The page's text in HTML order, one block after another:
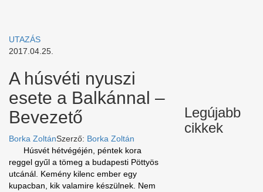
UTAZÁS
2017.04.25.
A húsvéti nyuszi
esete a Balkánnal –
Bevezető
Borka ZoltánSzerző: Borka Zoltán
Húsvét hétvégéjén, péntek kora
reggel gyűl a tömeg a budapesti Pöttyös
utcánál. Kemény kilenc ember egy
kupacban, kik valamire készülnek. Nem
Legújabb
cikkek